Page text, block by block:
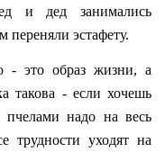
и дед занимались
переняли эстафету.
- это образ жизни, а
такова - если хочешь
надо на весь
трудности уходят на